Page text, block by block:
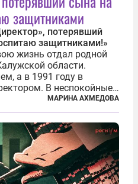
защитниками
потерявший
защитниками!»
жизнь отдал родной
области.
а в 1991 году в
В неспокойные
от закрытия и со
в районе. В 2023 году
за сыном...
МАРИНА АХМЕДОВА